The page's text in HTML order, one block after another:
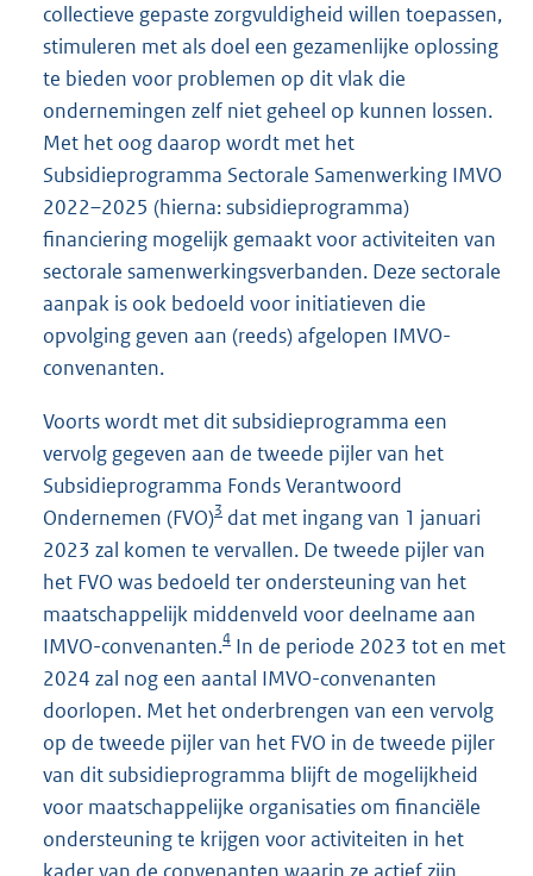
collectieve gepaste zorgvuldigheid willen toepassen,
stimuleren met als doel een gezamenlijke oplossing
te bieden voor problemen op dit vlak die
ondernemingen zelf niet geheel op kunnen lossen.
Met het oog daarop wordt met het
Subsidieprogramma Sectorale Samenwerking IMVO
2022–2025 (hierna: subsidieprogramma)
financiering mogelijk gemaakt voor activiteiten van
sectorale samenwerkingsverbanden. Deze sectorale
aanpak is ook bedoeld voor initiatieven die
opvolging geven aan (reeds) afgelopen IMVO-
convenanten.
Voorts wordt met dit subsidieprogramma een
vervolg gegeven aan de tweede pijler van het
Subsidieprogramma Fonds Verantwoord
Ondernemen (FVO)3 dat met ingang van 1 januari
2023 zal komen te vervallen. De tweede pijler van
het FVO was bedoeld ter ondersteuning van het
maatschappelijk middenveld voor deelname aan
IMVO-convenanten.4 In de periode 2023 tot en met
2024 zal nog een aantal IMVO-convenanten
doorlopen. Met het onderbrengen van een vervolg
op de tweede pijler van het FVO in de tweede pijler
van dit subsidieprogramma blijft de mogelijkheid
voor maatschappelijke organisaties om financiële
ondersteuning te krijgen voor activiteiten in het